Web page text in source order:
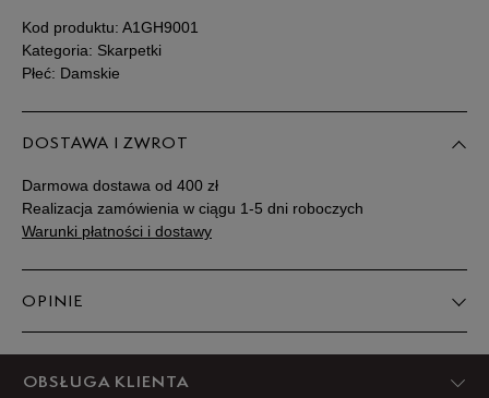
Kod produktu: A1GH9001
Kategoria: Skarpetki
Płeć: Damskie
DOSTAWA I ZWROT
Darmowa dostawa od 400 zł
Realizacja zamówienia w ciągu 1-5 dni roboczych
Warunki płatności i dostawy
OPINIE
OBSŁUGA KLIENTA